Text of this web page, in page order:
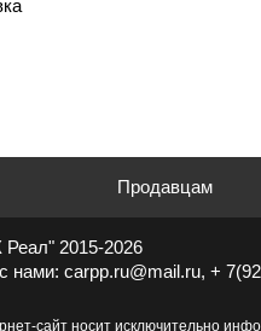
Продавцам
2015-2026
нами: carpp.ru@mail.ru, +
сайт носит исключительно